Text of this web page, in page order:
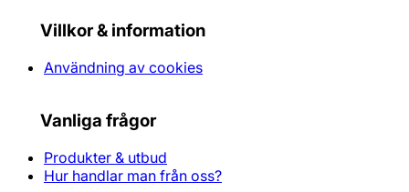
Villkor & information
Användning av cookies
Vanliga frågor
Produkter & utbud
Hur handlar man från oss?